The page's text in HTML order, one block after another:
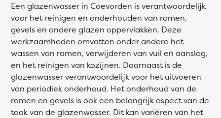
Een glazenwasser in Coevorden is verantwoordelijk
voor het reinigen en onderhouden van ramen,
gevels en andere glazen oppervlakken. Deze
werkzaamheden omvatten onder andere het
wassen van ramen, verwijderen van vuil en aanslag,
en het reinigen van kozijnen. Daarnaast is de
glazenwasser verantwoordelijk voor het uitvoeren
van periodiek onderhoud. Het onderhoud van de
ramen en gevels is ook een belangrijk aspect van de
taak van de glazenwasser. Dit kan variëren van het